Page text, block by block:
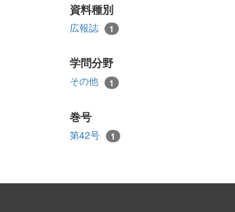
資料種別
広報誌 1
学問分野
その他 1
巻号
第42号 1